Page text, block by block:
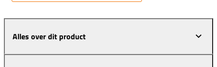
Alles over dit product